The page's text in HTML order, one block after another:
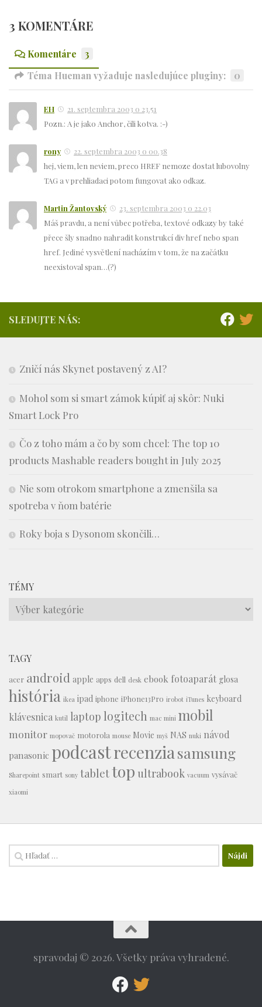
3 KOMENTÁRE
Komentáre
3
Téma Hueman vyžaduje nasledujúce pluginy:
0
EH
21. septembra 2003 o 23.51
Pozn.: A je jako Anchor, čili kotva. :-)
rony
22. septembra 2003 o 00.38
hej, viem, len neviem, preco HREF nemoze dostat lubovolny
TAG a v prehliadaci potom fungovat ako odkaz.
Martin Žantovský
23. septembra 2003 o 22.03
Máš pravdu, a není vůbec potřeba, textové odkazy by také
přece šly snadno nahradit konstrukcí div href nebo span
href. Jediné vysvětlení nacházím v tom, že na začátku
neexistoval span…(?)
SLEDUJTE NÁS:
Zničí nás Skynet postavený z AI?
Mohol som si smart zámok kúpiť aj skôr: Nuki
Smart Lock Pro
Čo z toho mám a čo by som chcel: The top 10
products Mashable readers bought in July 2025
Nie som otrokom smartphone a zmenšila sa
spotreba v ňom batérie
Roky boja s Dysonom skončili…
TÉMY
Témy
TAGY
acer android apple apps dell desk ebook fotoaparát glosa
história ikea ipad iphone iPhone13Pro irobot iTunes keyboard
klávesnica kutil laptop logitech mac mini mobil
monitor mopovač motorola mouse Movie myš NAS nuki návod
panasonic podcastrecenziasamsung
Sharepoint smart sony tablettop ultrabook vacuum vysávač
xiaomi
Hľadať:
spravodaj © 2026. Všetky práva vyhradené.